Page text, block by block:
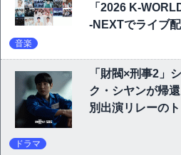
「2026 K-
-NEXTでライブ
音楽
「財閥×刑事2」
ク・シヤンが帰
別出演リレーの
ドラマ